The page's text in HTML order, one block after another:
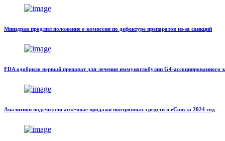
Минздрав продлил положение о комиссии по дефектуре препаратов из-за санкций
FDA одобрило первый препарат для лечения иммуноглобулин G4-ассоциированного
Аналитики подсчитали аптечные продажи ноотропных средств в eСom за 2024 год